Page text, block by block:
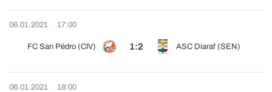
06.01.2021 17:00
FC San Pédro (CIV) 1:2 ASC Diaraf (SEN)
06.01.2021 18:00